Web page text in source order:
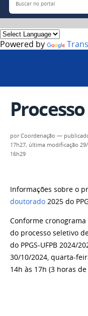
Powered by
porCoordenação —
17h27, última modificação
16h29
Informações sobre o
doutorado 2025 do
Conforme
do processo seletivo
do PPGS-UFPB 2024/
30/10/2024, quarta-
14h às 17h (3 horas